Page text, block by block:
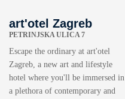
art'otel Zagreb
PETRINJSKA ULICA 7
Escape the ordinary at art'otel
Zagreb, a new art and lifestyle
hotel where you'll be immersed in
a plethora of contemporary and